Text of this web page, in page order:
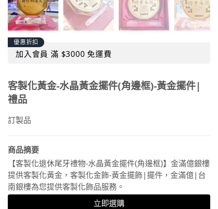
優惠折扣
加入會員 滿 $3000 免運費
客製化黃金-水晶黃金擺件(角邊框)-黃金擺件|
禮品
訂製品
商品摘要
【客製化退休尾牙禮物-水晶黃金擺件(角邊框)】金滿億銀樓
提供客製化黃金，客製化金飾-黃金擺飾|擺件，金滿億|台
南銀樓為您提供客製化飾品服務。
立即選購